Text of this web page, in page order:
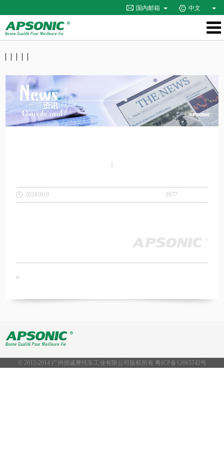
国内邮箱 中文
：
20241010 1677
<
© 2012-2014 广州德诚摩托车工业有限公司版权所有 粤ICP备12065742号